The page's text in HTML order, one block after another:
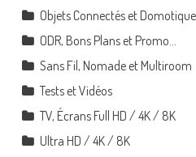
Objets Connectés et Domotique
ODR, Bons Plans et Promo…
Sans Fil, Nomade et Multiroom
Tests et Vidéos
TV, Écrans Full HD / 4K / 8K
Ultra HD / 4K / 8K